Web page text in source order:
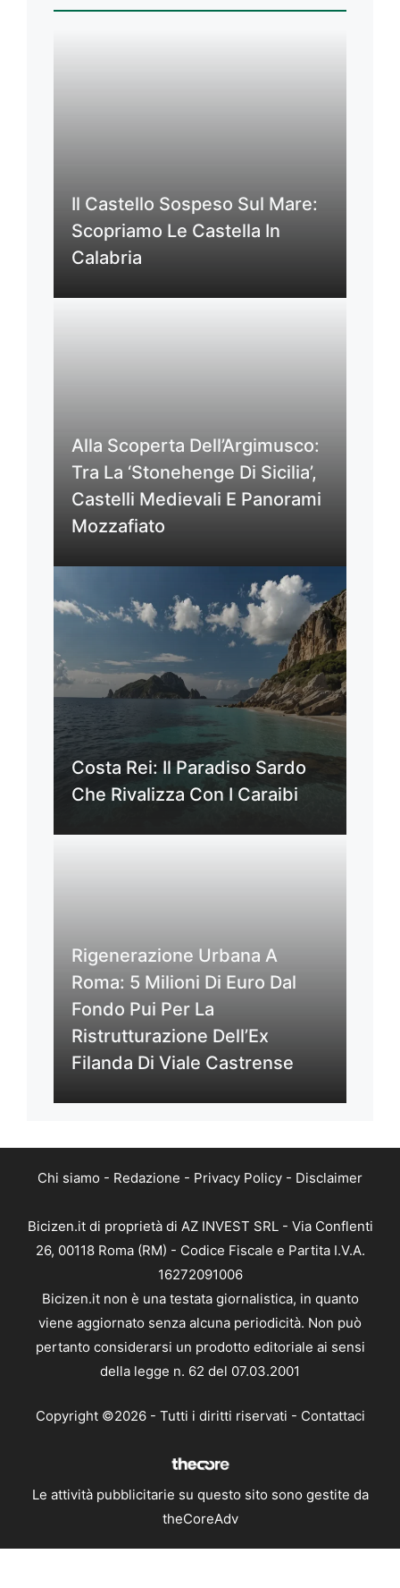
Il Castello Sospeso Sul Mare:
Scopriamo Le Castella In
Calabria
Alla Scoperta Dell’Argimusco:
Tra La ‘Stonehenge Di Sicilia’,
Castelli Medievali E Panorami
Mozzafiato
Costa Rei: Il Paradiso Sardo
Che Rivalizza Con I Caraibi
Rigenerazione Urbana A
Roma: 5 Milioni Di Euro Dal
Fondo Pui Per La
Ristrutturazione Dell’Ex
Filanda Di Viale Castrense
Chi siamo - Redazione - Privacy Policy - Disclaimer
Bicizen.it di proprietà di AZ INVEST SRL - Via Conflenti
26, 00118 Roma (RM) - Codice Fiscale e Partita I.V.A.
16272091006
Bicizen.it non è una testata giornalistica, in quanto
viene aggiornato senza alcuna periodicità. Non può
pertanto considerarsi un prodotto editoriale ai sensi
della legge n. 62 del 07.03.2001
Copyright ©2026 - Tutti i diritti riservati - Contattaci
Le attività pubblicitarie su questo sito sono gestite da
theCoreAdv